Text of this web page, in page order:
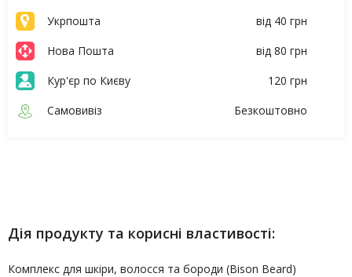
Укрпошта
від 40 грн
Нова Пошта
від 80 грн
Кур'єр по Києву
120 грн
Самовивіз
Безкоштовно
Дія продукту та корисні властивості:
Комплекс для шкіри, волосся та бороди (Bison Beard)